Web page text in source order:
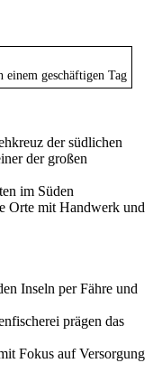
einem geschäftigen Tag
der südlichen
der großen
im Süden
Orte mit Handwerk und
Inseln per Fähre und
prägen das
Fokus auf Versorgung